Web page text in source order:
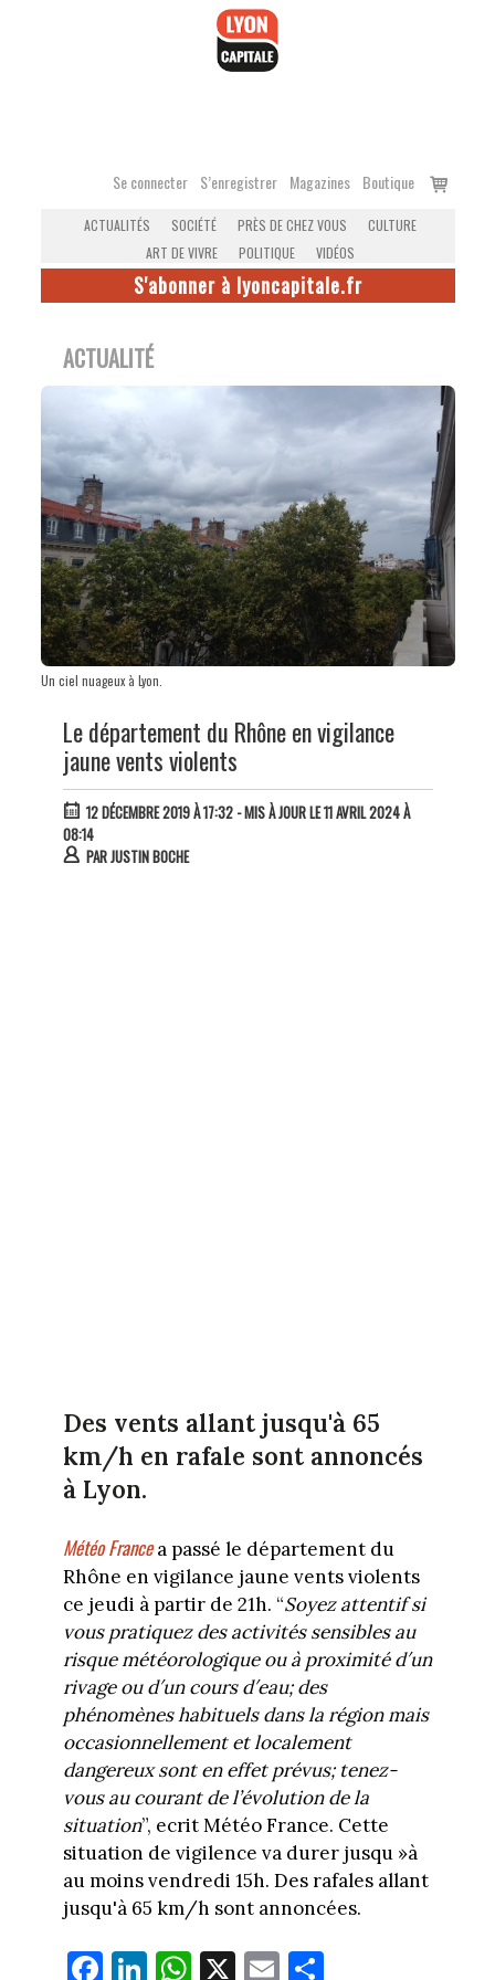
Se connecter S’enregistrer Magazines Boutique
Voir
ACTUALITÉS SOCIÉTÉ PRÈS DE CHEZ VOUS
CULTURE
ART DE VIVRE
POLITIQUE VIDÉOS
S'abonner à lyoncapitale.fr
ACTUALITÉ
Un ciel nuageux à Lyon.
Le département du Rhône en vigilance
jaune vents violents
12 DÉCEMBRE 2019 À 17:32- MIS À JOUR LE 11 AVRIL 2024 À
08:14
PARJUSTIN BOCHE
Des vents allant jusqu'à 65
km/h en rafale sont annoncés
à Lyon.
Météo Francea passé le département du
Rhône en vigilance jaune vents violents
ce jeudi à partir de 21h. “Soyez attentif si
vous pratiquez des activités sensibles au
risque météorologique ou à proximité d′un
rivage ou d′un cours d′eau; des
phénomènes habituels dans la région mais
occasionnellement et localement
dangereux sont en effet prévus; tenez-
vous au courant de l’évolution de la
situation”, ecrit Météo France. Cette
situation de vigilence va durer jusqu »à
au moins vendredi 15h. Des rafales allant
jusqu'à 65 km/h sont annoncées.
Fa Li W X E Pa